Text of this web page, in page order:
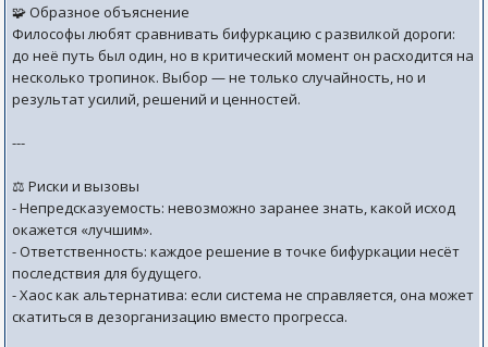
🧩 Образное объяснение
Философы любят сравнивать бифуркацию с развилкой дороги:
до неё путь был один, но в критический момент он расходится на
несколько тропинок. Выбор — не только случайность, но и
результат усилий, решений и ценностей.
---
⚖️ Риски и вызовы
- Непредсказуемость: невозможно заранее знать, какой исход
окажется «лучшим».
- Ответственность: каждое решение в точке бифуркации несёт
последствия для будущего.
- Хаос как альтернатива: если система не справляется, она может
скатиться в дезорганизацию вместо прогресса.